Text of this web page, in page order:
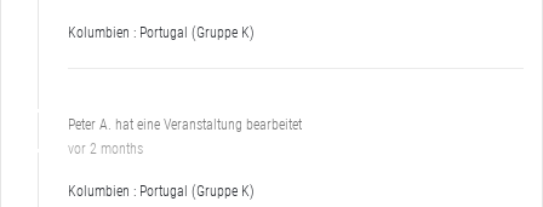
Kolumbien : Portugal (Gruppe K)
Peter A. hat eine Veranstaltung bearbeitet
vor 2 months
Kolumbien : Portugal (Gruppe K)